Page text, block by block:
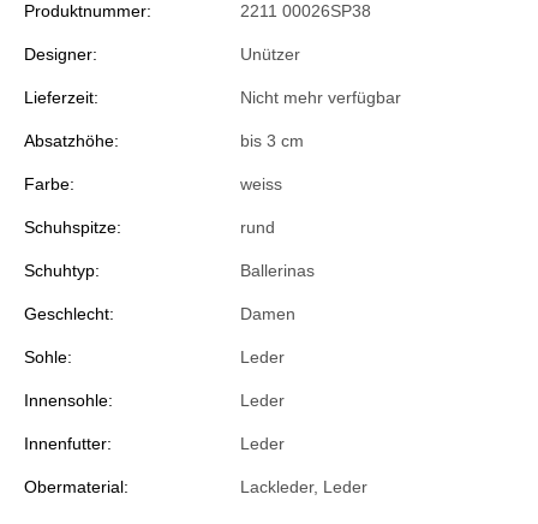
Produktnummer: 2211 00026SP38
Designer: Unützer
Lieferzeit: Nicht mehr verfügbar
Absatzhöhe: bis 3 cm
Farbe: weiss
Schuhspitze: rund
Schuhtyp: Ballerinas
Geschlecht: Damen
Sohle: Leder
Innensohle: Leder
Innenfutter: Leder
Obermaterial: Lackleder, Leder